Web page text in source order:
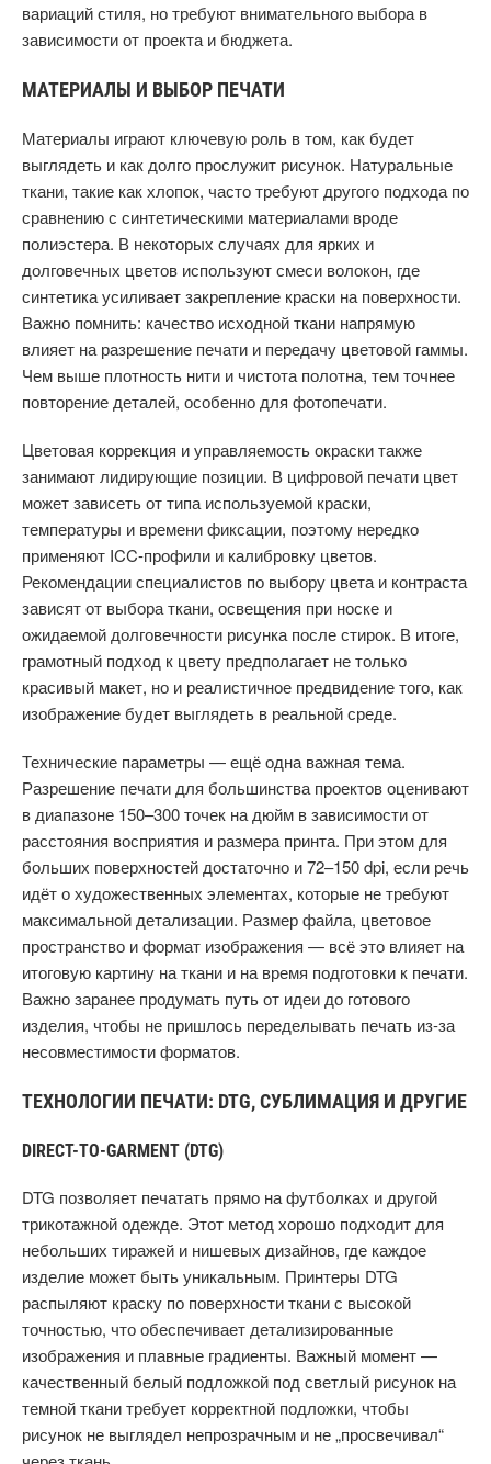
вариаций стиля, но требуют внимательного выбора в
зависимости от проекта и бюджета.
МАТЕРИАЛЫ И ВЫБОР ПЕЧАТИ
Материалы играют ключевую роль в том, как будет
выглядеть и как долго прослужит рисунок. Натуральные
ткани, такие как хлопок, часто требуют другого подхода по
сравнению с синтетическими материалами вроде
полиэстера. В некоторых случаях для ярких и
долговечных цветов используют смеси волокон, где
синтетика усиливает закрепление краски на поверхности.
Важно помнить: качество исходной ткани напрямую
влияет на разрешение печати и передачу цветовой гаммы.
Чем выше плотность нити и чистота полотна, тем точнее
повторение деталей, особенно для фотопечати.
Цветовая коррекция и управляемость окраски также
занимают лидирующие позиции. В цифровой печати цвет
может зависеть от типа используемой краски,
температуры и времени фиксации, поэтому нередко
применяют ICC-профили и калибровку цветов.
Рекомендации специалистов по выбору цвета и контраста
зависят от выбора ткани, освещения при носке и
ожидаемой долговечности рисунка после стирок. В итоге,
грамотный подход к цвету предполагает не только
красивый макет, но и реалистичное предвидение того, как
изображение будет выглядеть в реальной среде.
Технические параметры — ещё одна важная тема.
Разрешение печати для большинства проектов оценивают
в диапазоне 150–300 точек на дюйм в зависимости от
расстояния восприятия и размера принта. При этом для
больших поверхностей достаточно и 72–150 dpi, если речь
идёт о художественных элементах, которые не требуют
максимальной детализации. Размер файла, цветовое
пространство и формат изображения — всё это влияет на
итоговую картину на ткани и на время подготовки к печати.
Важно заранее продумать путь от идеи до готового
изделия, чтобы не пришлось переделывать печать из-за
несовместимости форматов.
ТЕХНОЛОГИИ ПЕЧАТИ: DTG, СУБЛИМАЦИЯ И ДРУГИЕ
DIRECT-TO-GARMENT (DTG)
DTG позволяет печатать прямо на футболках и другой
трикотажной одежде. Этот метод хорошо подходит для
небольших тиражей и нишевых дизайнов, где каждое
изделие может быть уникальным. Принтеры DTG
распыляют краску по поверхности ткани с высокой
точностью, что обеспечивает детализированные
изображения и плавные градиенты. Важный момент —
качественный белый подложкой под светлый рисунок на
темной ткани требует корректной подложки, чтобы
рисунок не выглядел непрозрачным и не „просвечивал“